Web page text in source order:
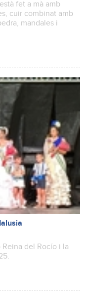
fet a mà amb
cuir combinat amb
mandales i
del Rocío i la